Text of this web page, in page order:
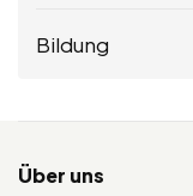
Bildung
Über uns